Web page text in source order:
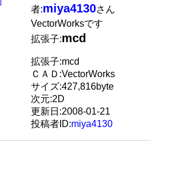
者:miya4130さん
VectorWorksです
拡張子:mcd
拡張子:mcd
ＣＡＤ:VectorWorks
サイズ:427,816byte
次元:2D
更新日:2008-01-21
投稿者ID:miya4130